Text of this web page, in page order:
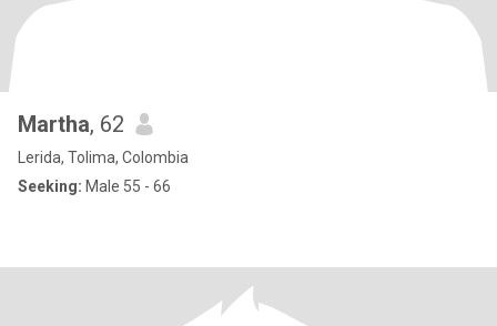
Martha, 62
Lerida, Tolima, Colombia
Seeking: Male 55 - 66